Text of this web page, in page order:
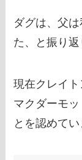
ダグは、父
た、と振り返
現在クレイ
マクダーモ
とを認めてい